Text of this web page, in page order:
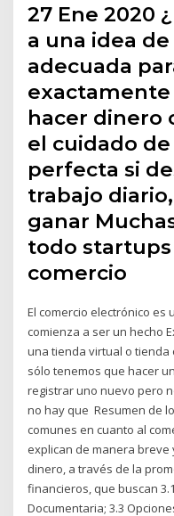
27 Ene 2020
a una idea
adecuada
hacer dinero
el cuidado
perfecta si
trabajo
ganar
todo
comercio
El comercio electrónico es
comienza a ser un hecho
una tienda virtual o
sólo tenemos que hacer
registrar uno nuevo pero
no hay que Resumen de
comunes en cuanto al
explican de manera
dinero, a través de la
financieros, que buscan
Documentaria; 3.3